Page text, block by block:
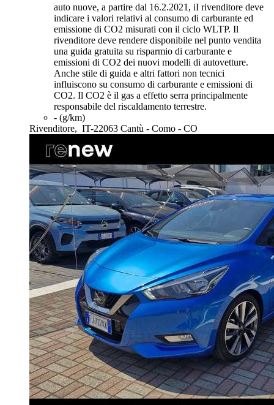
auto nuove, a partire dal 16.2.2021, iI rivenditore deve
indicare i valori relativi al consumo di carburante ed
emissione di CO2 misurati con il ciclo WLTP. Il
rivenditore deve rendere disponibile nel punto vendita
una guida gratuita su risparmio di carburante e
emissioni di CO2 dei nuovi modelli di autovetture.
Anche stile di guida e altri fattori non tecnici
influiscono su consumo di carburante e emissioni di
CO2. Il CO2 è il gas a effetto serra principalmente
responsabile del riscaldamento terrestre.
- (g/km)
Rivenditore, IT-22063 Cantù - Como - CO